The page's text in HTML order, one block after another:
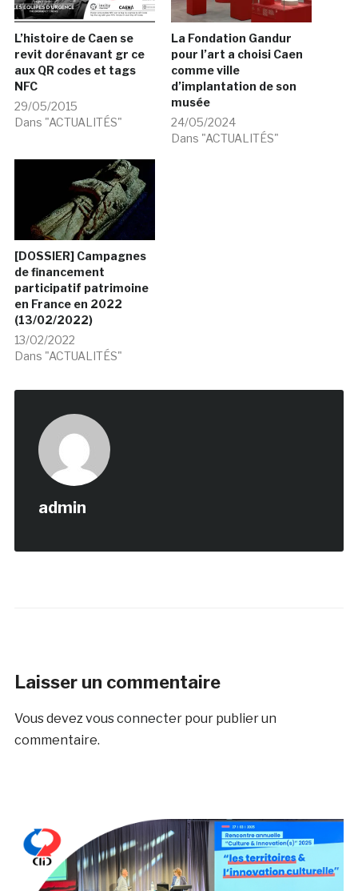
L’histoire de Caen se
revit dorénavant gr ce
aux QR codes et tags
NFC
29/05/2015
Dans "ACTUALITÉS"
La Fondation Gandur
pour l’art a choisi Caen
comme ville
d’implantation de son
musée
24/05/2024
Dans "ACTUALITÉS"
[DOSSIER] Campagnes
de financement
participatif patrimoine
en France en 2022
(13/02/2022)
13/02/2022
Dans "ACTUALITÉS"
admin
Laisser un commentaire
Vous devezvous connecterpour publier un
commentaire.